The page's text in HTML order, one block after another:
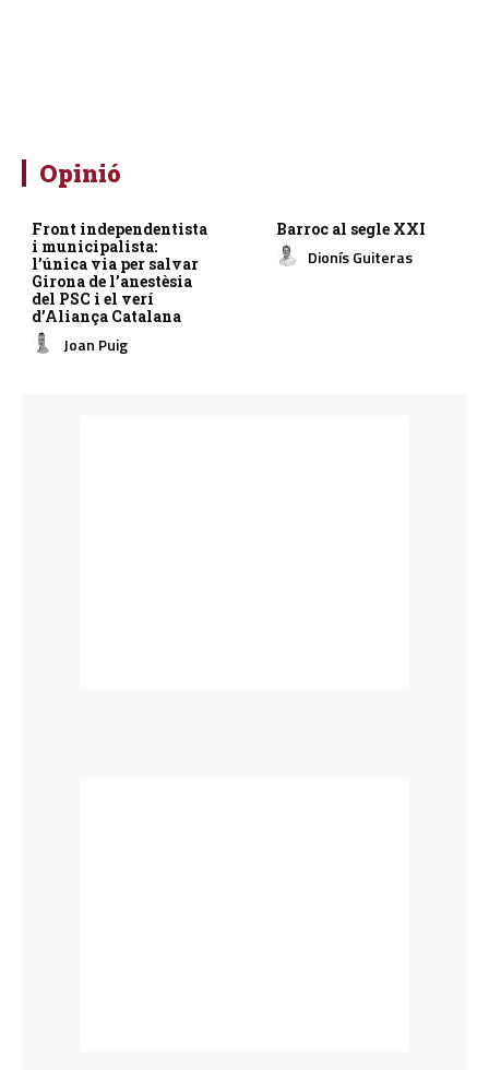
Opinió
Front independentista
i municipalista:
l’única via per salvar
Girona de l’anestèsia
del PSC i el verí
d’Aliança Catalana
Joan Puig
Barroc al segle XXI
Dionís Guiteras